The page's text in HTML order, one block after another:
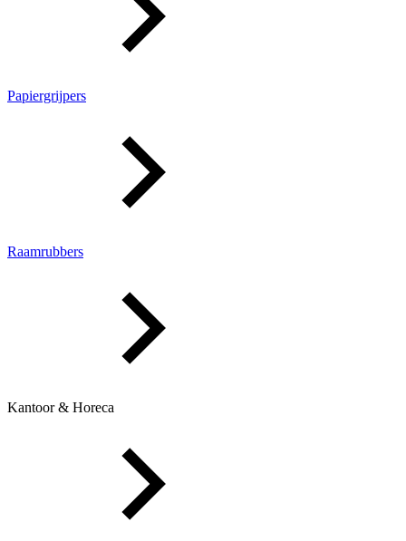
Papiergrijpers
Raamrubbers
Kantoor & Horeca